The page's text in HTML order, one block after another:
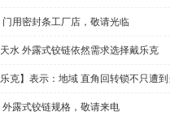
门用密封条工厂店，敬请光临
水 外露式铰链依然需求选择戴乐克
乐克】表示：地域 直角回转锁不只遭
外露式铰链规格，敬请来电